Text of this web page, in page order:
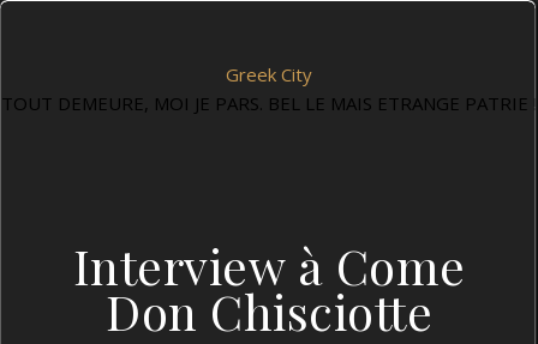
Greek City
TOUT DEMEURE, MOI JE PARS. BEL LE MAIS ETRANGE PATRIE !
Interview à Come
Don Chisciotte